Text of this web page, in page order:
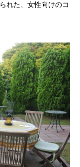
れた、女性向けのコ